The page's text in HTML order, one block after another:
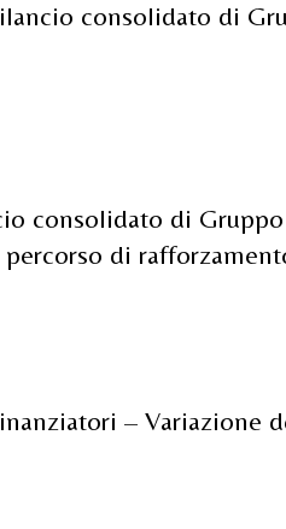
consolidato di
consolidato di
di
– Variazione